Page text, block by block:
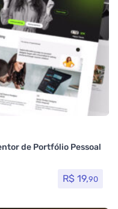
de Portfólio Pessoal
R$ 19,90